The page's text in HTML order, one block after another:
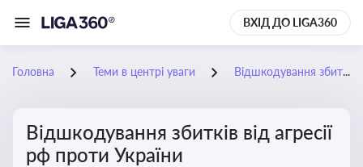
ВХІД ДО LIGA360
Головна Теми в центрі уваги Відшкодування збитків від агресії рф проти України
Відшкодування збитків від агресії
рф проти України